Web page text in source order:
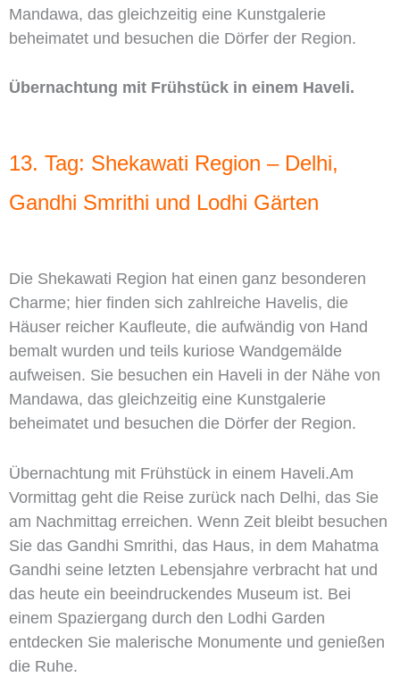
Mandawa, das gleichzeitig eine Kunstgalerie
beheimatet und besuchen die Dörfer der Region.
Übernachtung mit Frühstück in einem Haveli.
13. Tag: Shekawati Region – Delhi,
Gandhi Smrithi und Lodhi Gärten
Die Shekawati Region hat einen ganz besonderen
Charme; hier finden sich zahlreiche Havelis, die
Häuser reicher Kaufleute, die aufwändig von Hand
bemalt wurden und teils kuriose Wandgemälde
aufweisen. Sie besuchen ein Haveli in der Nähe von
Mandawa, das gleichzeitig eine Kunstgalerie
beheimatet und besuchen die Dörfer der Region.
Übernachtung mit Frühstück in einem Haveli.Am
Vormittag geht die Reise zurück nach Delhi, das Sie
am Nachmittag erreichen. Wenn Zeit bleibt besuchen
Sie das Gandhi Smrithi, das Haus, in dem Mahatma
Gandhi seine letzten Lebensjahre verbracht hat und
das heute ein beeindruckendes Museum ist. Bei
einem Spaziergang durch den Lodhi Garden
entdecken Sie malerische Monumente und genießen
die Ruhe.